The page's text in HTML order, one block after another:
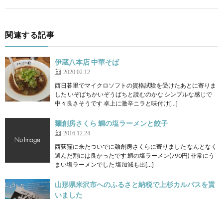
関連する記事
伊蔵八本店 中華そば
2020.02.12
西日暮里でマイクロソフトの資格試験を受けたあとに寄りま
した いぞばちかいぞうばちと読むのかな シンプルな感じで
中々良さそうです 卓上に激辛ニラと味付け[…]
麺創房さくら 鯛の塩ラーメンと餃子
2016.12.24
西荻窪に来たついでに麺創房さくらに寄りました なんとなく
選んだ割には良かったです 鯛の塩ラーメン(790円) 非常にう
まい塩ラーメンでした 塩加減も出[…]
山形県米沢市へのふるさと納税で上杉カルパスを貰
いました